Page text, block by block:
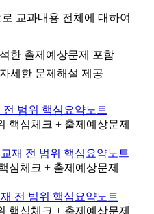
교과내용 전체에 대하여
한 출제예상문제 포함
세한 문제해설 제공
전 범위 핵심요약노트
핵심체크 + 출제예상문제
교재 전 범위 핵심요약노트
심체크 + 출제예상문제
전 범위 핵심요약노트
핵심체크 + 출제예상문제